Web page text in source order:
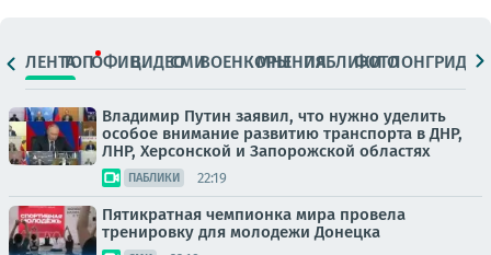
ЛЕНТАТОПОФИЦ.ВИДЕОСМИВОЕНКОРЫМНЕНИЯПАБЛИКИ
ФОТОЛОНГРИДЫ
Владимир Путин заявил, что нужно уделить
особое внимание развитию транспорта в ДНР,
ЛНР, Херсонской и Запорожской областях
ПАБЛИКИ 22:19
Пятикратная чемпионка мира провела
тренировку для молодежи Донецка